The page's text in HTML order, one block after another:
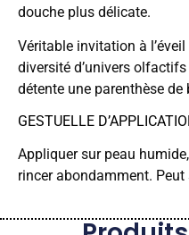
douche plus délicate.
Véritable invitation à
diversité d’univers
détente une parenthèse de
GESTUELLE
Appliquer sur peau
rincer abondamment. Peut